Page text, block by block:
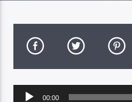
Radio Sotra
Lydavspiller
00:00